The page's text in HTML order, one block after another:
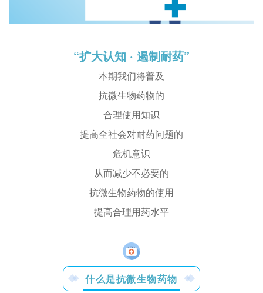
“扩大认知 · 遏制耐药”
本期我们将普及
抗微生物药物的
合理使用知识
提高全社会对耐药问题的
危机意识
从而减少不必要的
抗微生物药物的使用
提高合理用药水平
什么是抗微生物药物